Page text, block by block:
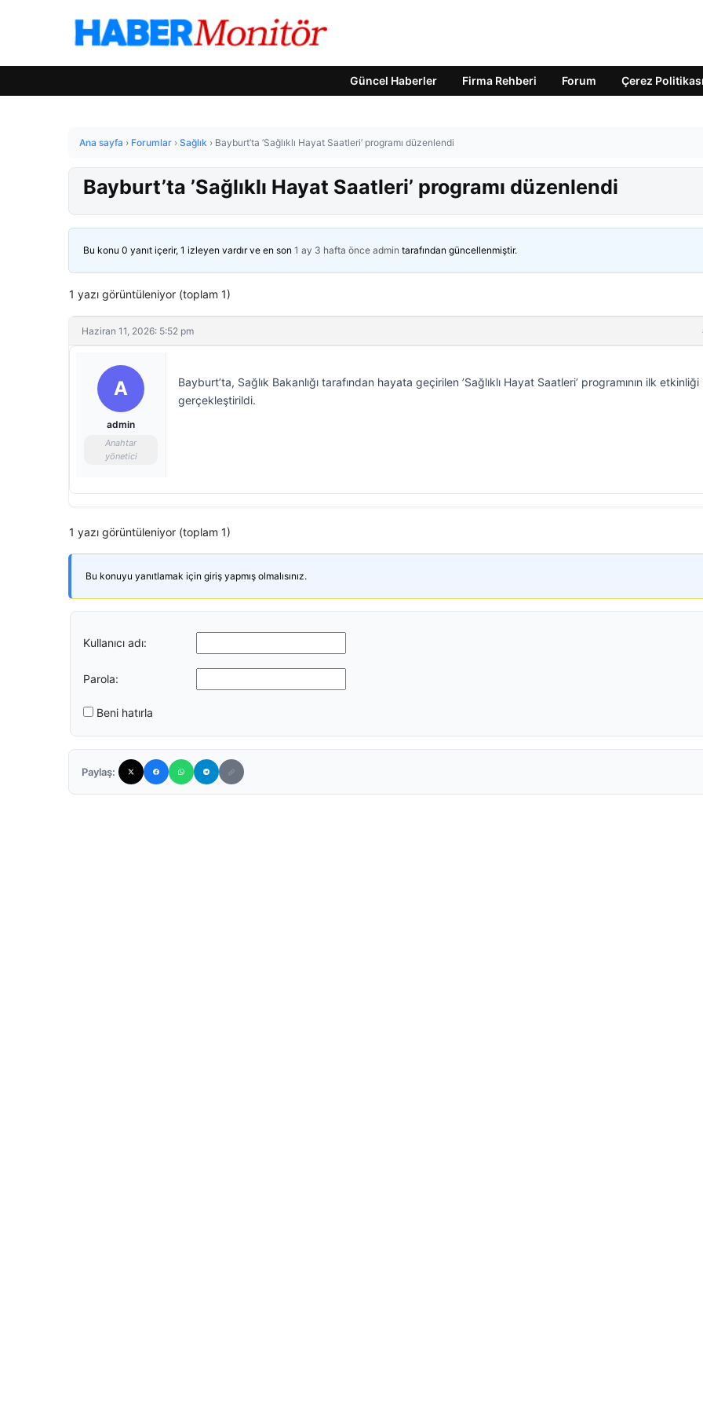
Güncel Haberler Firma Rehberi Forum Çerez Politikası
Ana sayfa › Forumlar › Sağlık › Bayburt’ta ’Sağlıklı Hayat Saatleri’ programı düzenlendi
Bayburt’ta ’Sağlıklı Hayat Saatleri’ programı düzenlendi
Bu konu 0 yanıt içerir, 1 izleyen vardır ve en son 1 ay 3 hafta önce admin tarafından güncellenmiştir.
1 yazı görüntüleniyor (toplam 1)
Haziran 11, 2026: 5:52 pm
A
admin
Anahtar
yönetici
Bayburt’ta, Sağlık Bakanlığı tarafından hayata geçirilen ’Sağlıklı Hayat Saatleri’ programının ilk etkinliği
gerçekleştirildi.
1 yazı görüntüleniyor (toplam 1)
Bu konuyu yanıtlamak için giriş yapmış olmalısınız.
Kullanıcı adı:
Parola:
Beni hatırla
Paylaş: